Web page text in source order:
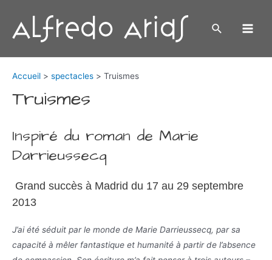
contenu
Rechercher
Accueil spectacles Truismes
Truismes
Inspiré du roman de Marie
Darrieussecq
Grand succès à Madrid du 17 au 29 septembre
2013
J’ai été séduit par le monde de Marie Darrieussecq, par sa
capacité à mêler fantastique et humanité à partir de l’absence